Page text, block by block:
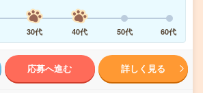
30代 40代 50代 60代
応募へ進む 詳しく見る